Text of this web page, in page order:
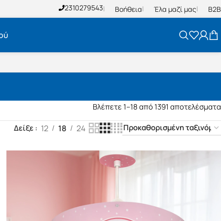
2310279543 Βοήθεια Έλα μαζί μας B2B
Βλέπετε 1–18 από 1391 αποτελέσματα
Δείξε 12 18 24